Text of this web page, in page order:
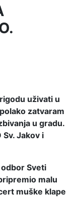
uživati u
zatvaram
u gradu.
Jakov i
Sveti
malu
muške klape